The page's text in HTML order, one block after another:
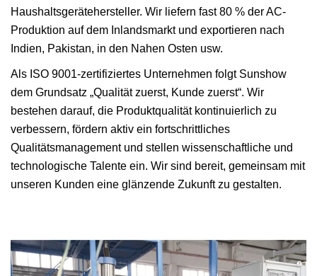
Haushaltsgerätehersteller. Wir liefern fast 80 % der AC-
Produktion auf dem Inlandsmarkt und exportieren nach
Indien, Pakistan, in den Nahen Osten usw.
Als ISO 9001-zertifiziertes Unternehmen folgt Sunshow
dem Grundsatz „Qualität zuerst, Kunde zuerst“. Wir
bestehen darauf, die Produktqualität kontinuierlich zu
verbessern, fördern aktiv ein fortschrittliches
Qualitätsmanagement und stellen wissenschaftliche und
technologische Talente ein. Wir sind bereit, gemeinsam mit
unseren Kunden eine glänzende Zukunft zu gestalten.